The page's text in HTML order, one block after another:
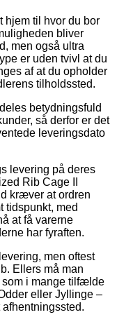
hjem til hvor du bor
bliver
men også ultra
er uden tvivl at du
af at du opholder
tilholdssted.
betydningsfuld
så derfor er det
leveringsdato
levering på deres
Rib Cage II
kræver at ordren
tidspunkt, med
at få varerne
har fyraften.
men oftest
Ellers må man
i mange tilfælde
eller Jyllinge –